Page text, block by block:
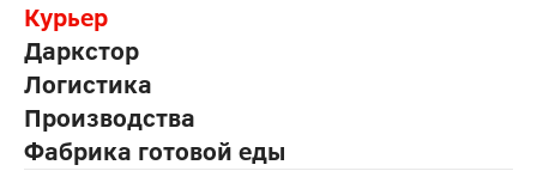
Курьер
Даркстор
Логистика
Производства
Фабрика готовой еды